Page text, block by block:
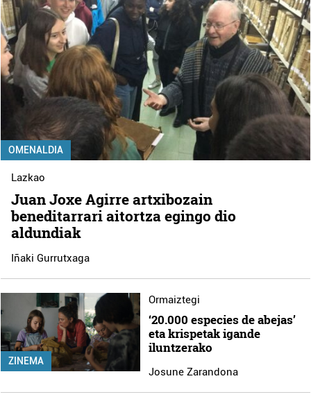
OMENALDIA
Lazkao
Juan Joxe Agirre artxibozain
beneditarrari aitortza egingo dio
aldundiak
Iñaki Gurrutxaga
ZINEMA
Ormaiztegi
‘20.000 especies de abejas’
eta krispetak igande
iluntzerako
Josune Zarandona